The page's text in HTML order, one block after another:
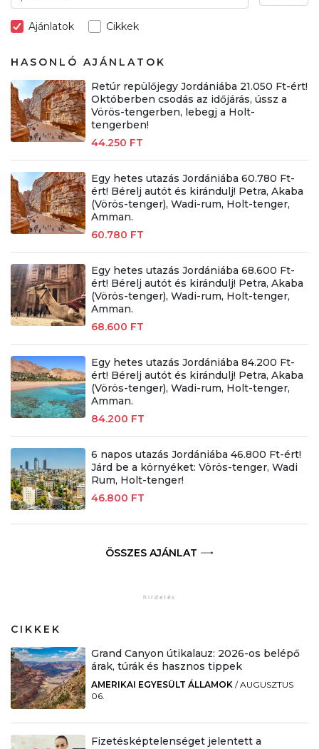
Ajánlatok Cikkek
HASONLÓ AJÁNLATOK
Retúr repülőjegy Jordániába 21.050 Ft-ért!
Októberben csodás az időjárás, ússz a
Vörös-tengerben, lebegj a Holt-
tengerben!
44.250 FT
Egy hetes utazás Jordániába 60.780 Ft-
ért! Bérelj autót és kirándulj! Petra, Akaba
(Vörös-tenger), Wadi-rum, Holt-tenger,
Amman.
60.780 FT
Egy hetes utazás Jordániába 68.600 Ft-
ért! Bérelj autót és kirándulj! Petra, Akaba
(Vörös-tenger), Wadi-rum, Holt-tenger,
Amman.
68.600 FT
Egy hetes utazás Jordániába 84.200 Ft-
ért! Bérelj autót és kirándulj! Petra, Akaba
(Vörös-tenger), Wadi-rum, Holt-tenger,
Amman.
84.200 FT
6 napos utazás Jordániába 46.800 Ft-ért!
Járd be a környéket: Vörös-tenger, Wadi
Rum, Holt-tenger!
46.800 FT
ÖSSZES AJÁNLAT
CIKKEK
Grand Canyon útikalauz: 2026-os belépő
árak, túrák és hasznos tippek
AMERIKAI EGYESÜLT ÁLLAMOK /AUGUSZTUS
06.
Fizetésképtelenséget jelentett a